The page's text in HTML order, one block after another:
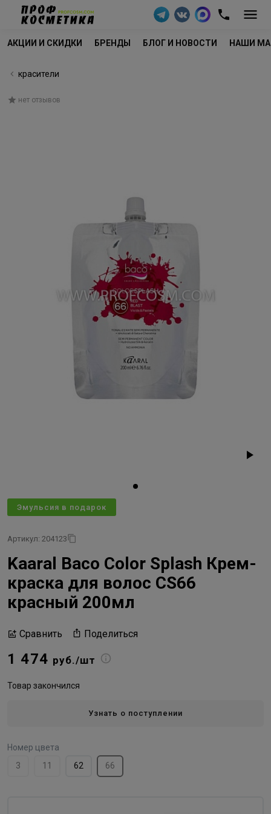
АКЦИИ И СКИДКИ БРЕНДЫ БЛОГ И НОВОСТИ НАШИ
красители
нет отзывов
Эмульсия в подарок
Артикул: 204123
Kaaral Baco Color Splash Крем-
краска для волос CS66
красный 200мл
Сравнить Поделиться
1 474 руб./шт
Товар закончился
Узнать о поступлении
Номер цвета
3
11 62 66